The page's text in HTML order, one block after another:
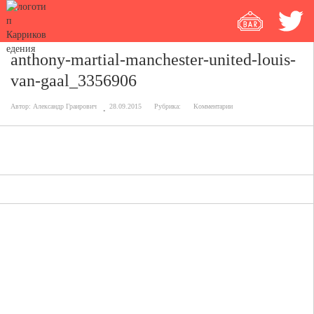
anthony-martial-manchester-united-louis-
van-gaal_3356906
Автор: Александр Граирович 28.09.2015 Рубрика: Комментарии